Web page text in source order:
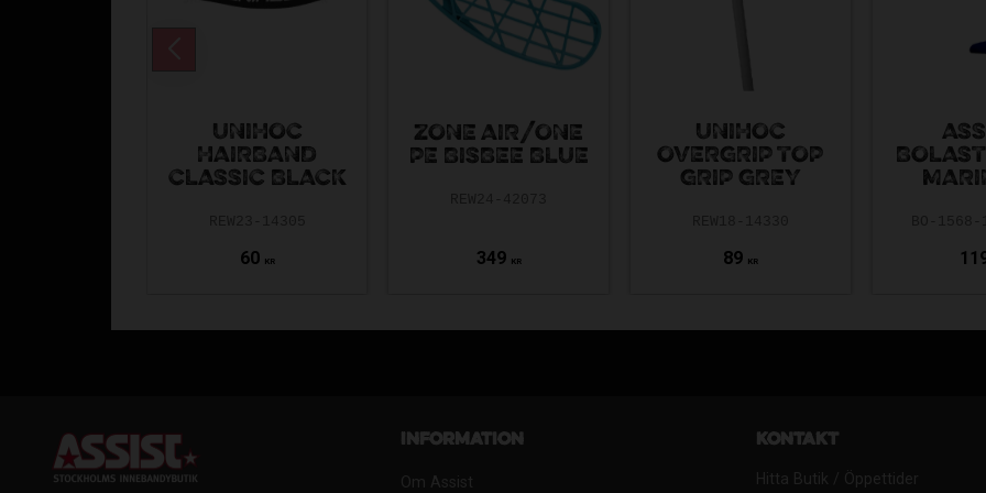
UNIHOC
HAIRBAND
CLASSIC BLACK
60 KR
ZONE AIR/ONE
PE BISBEE BLUE
349 KR
UNIHOC
OVERGRIP TOP
GRIP GREY
89 KR
Information
Om Assist
Kontakt
Hitta Butik / Öppettider